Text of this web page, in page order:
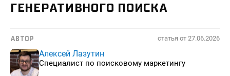
ГЕНЕРАТИВНОГО ПОИСКА
АВТОР статья от 27.06.2026
Алексей Лазутин
Специалист по поисковому маркетингу